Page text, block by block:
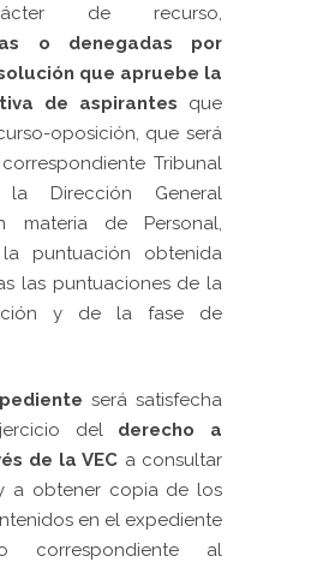
de recurso,
o denegadas por
que apruebe la
de aspirantes que
oposición, que será
Tribunal
Dirección General
materia de Personal,
puntuación obtenida
las puntuaciones de la
y de la fase de
será satisfecha
del
derecho a
de la VEC a consultar
a obtener copia de los
en el expediente
correspondiente al